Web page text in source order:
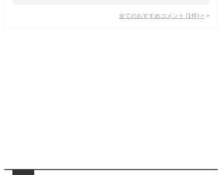
全てのおすすめコメント (1 件) >